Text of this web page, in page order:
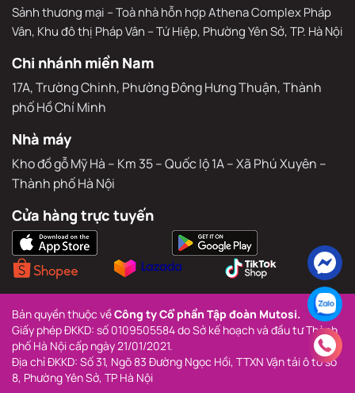
Chính sách mua hàng
Văn phòng đại diện
Sảnh thương mại – Toà nhà hỗn hợp Athena Complex Pháp
Vân, Khu đô thị Pháp Vân – Tứ Hiệp, Phường Yên Sở, TP. Hà Nội
Chi nhánh miền Nam
17A, Trường Chinh, Phường Đông Hưng Thuận, Thành
phố Hồ Chí Minh
Nhà máy
Kho đồ gỗ Mỹ Hà – Km 35 – Quốc lộ 1A – Xã Phú Xuyên –
Thành phố Hà Nội
Cửa hàng trực tuyến
Bản quyền thuộc về Công ty Cổ phần Tập đoàn Mutosi.